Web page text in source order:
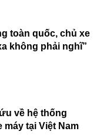
toàn quốc, chủ xe
không phải nghĩ”
về hệ thống
máy tại Việt Nam